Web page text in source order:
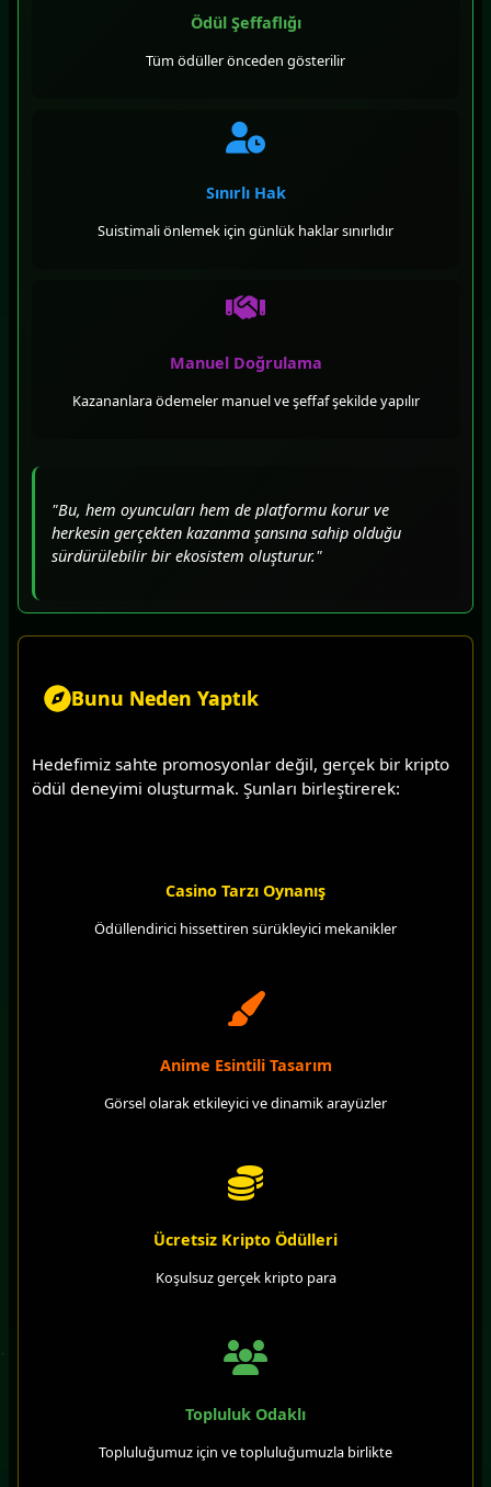
Ödül Şeffaflığı
Tüm ödüller önceden gösterilir
Sınırlı Hak
Suistimali önlemek için günlük haklar sınırlıdır
Manuel Doğrulama
Kazananlara ödemeler manuel ve şeffaf şekilde yapılır
"Bu, hem oyuncuları hem de platformu korur ve
herkesin gerçekten kazanma şansına sahip olduğu
sürdürülebilir bir ekosistem oluşturur."
Bunu Neden Yaptık
Hedefimiz sahte promosyonlar değil, gerçek bir kripto
ödül deneyimi oluşturmak. Şunları birleştirerek:
Casino Tarzı Oynanış
Ödüllendirici hissettiren sürükleyici mekanikler
Anime Esintili Tasarım
Görsel olarak etkileyici ve dinamik arayüzler
Ücretsiz Kripto Ödülleri
Koşulsuz gerçek kripto para
Topluluk Odaklı
Topluluğumuz için ve topluluğumuzla birlikte